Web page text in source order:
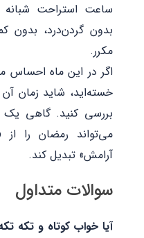
ساعت استراحت شبانه
بدون گردن‌درد، بدون
مکرر.
اگر در این ماه احساس
خسته‌اید، شاید زمان
بررسی کنید. گاهی یک
می‌تواند رمضان را
آرامش» تبدیل کند.
سوالات متداول
آیا خواب کوتاه و تکه